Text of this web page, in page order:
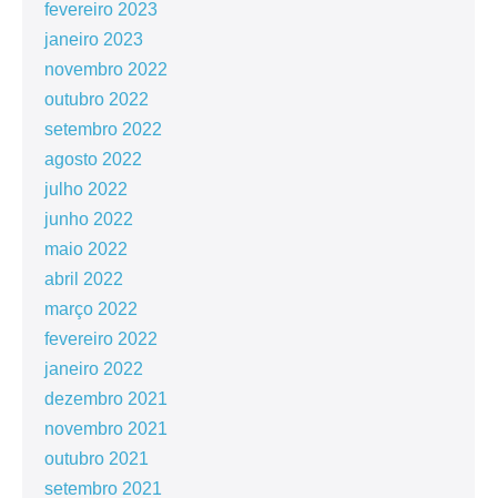
fevereiro 2023
janeiro 2023
novembro 2022
outubro 2022
setembro 2022
agosto 2022
julho 2022
junho 2022
maio 2022
abril 2022
março 2022
fevereiro 2022
janeiro 2022
dezembro 2021
novembro 2021
outubro 2021
setembro 2021